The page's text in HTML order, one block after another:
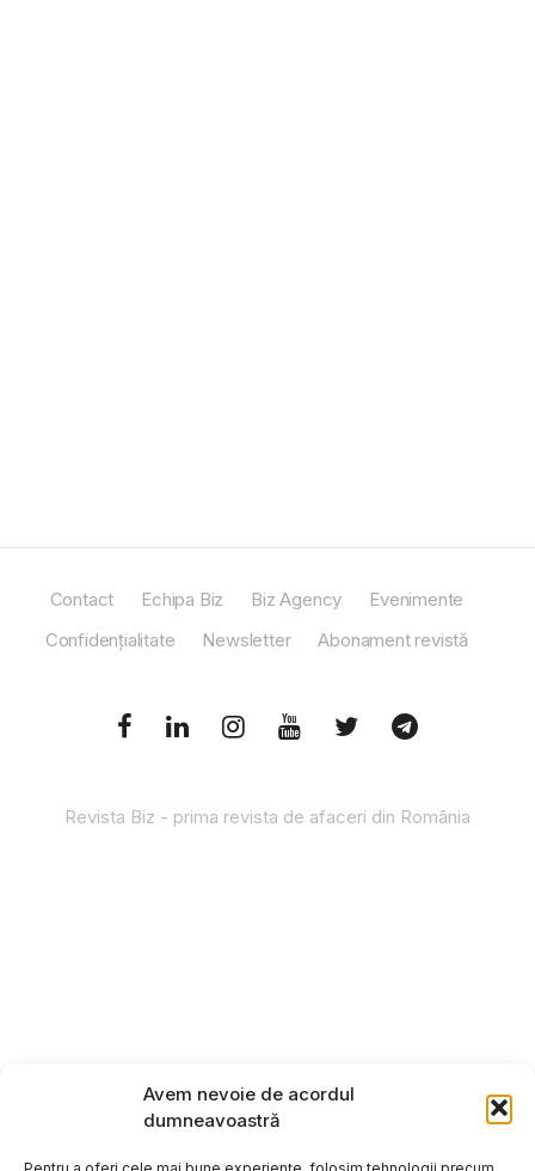
Avem nevoie de acordul
dumneavoastră
Contact Echipa Biz Biz Agency
Evenimente
Confidențialitate
Newsletter Abonament revistă
Revista Biz - prima revista de afaceri din România